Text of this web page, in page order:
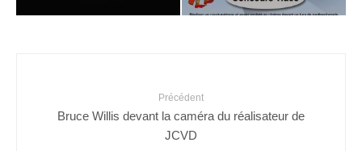
Précédent
Bruce Willis devant la caméra du réalisateur de
JCVD